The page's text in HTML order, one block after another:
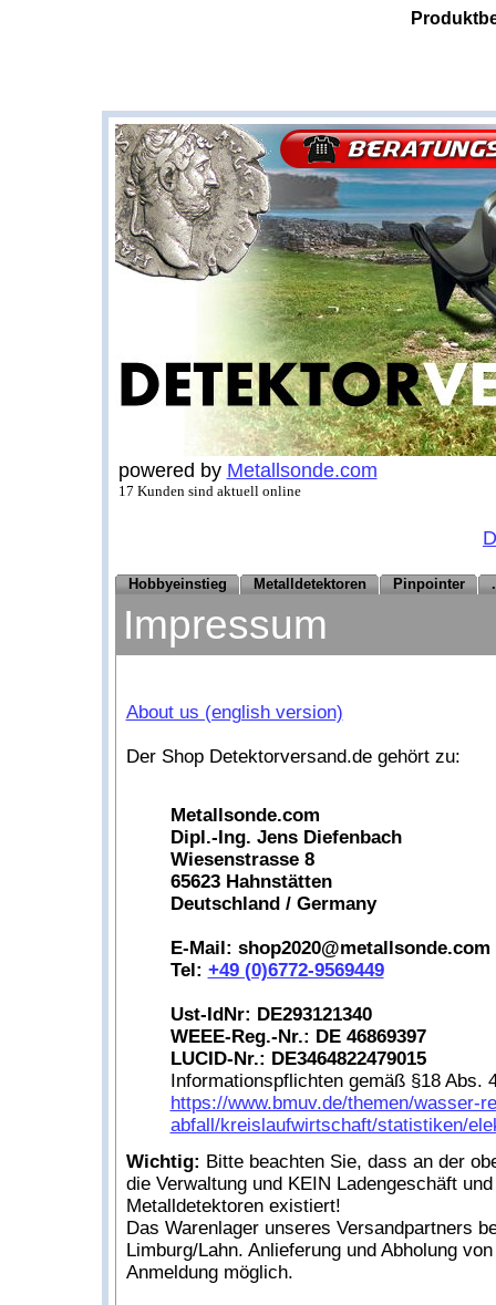
powered by Metallsonde.com
17 Kunden sind aktuell online
Hobbyeinstieg Metalldetektoren Pinpointer
Impressum
About us (english version)
Der Shop Detektorversand.de gehört zu:
Metallsonde.com
Dipl.-Ing. Jens Diefenbach
Wiesenstrasse 8
65623 Hahnstätten
Deutschland / Germany
E-Mail: shop2020@metallsonde.com
Tel: +49 (0)6772-9569449
Ust-IdNr: DE293121340
WEEE-Reg.-Nr.: DE 46869397
LUCID-Nr.: DE3464822479015
Informationspflichten gemäß §18 Abs.
https://www.bmuv.de/themen/wasser-
abfall/kreislaufwirtschaft/statistiken/
Wichtig: Bitte beachten Sie, dass an der
die Verwaltung und KEIN Ladengeschäft
Metalldetektoren existiert!
Das Warenlager unseres Versandpartners
Limburg/Lahn. Anlieferung und Abholung
Anmeldung möglich.